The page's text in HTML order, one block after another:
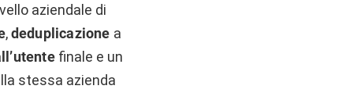
aziendale di
,deduplicazione a
finale e un
stessa azienda